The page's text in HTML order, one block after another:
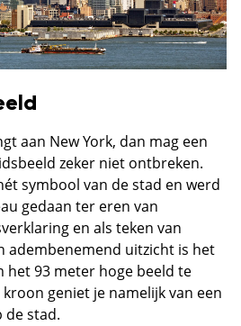
aan New York, dan mag een
zeker niet ontbreken.
symbool van de stad en werd
gedaan ter eren van
en als teken van
adembenemend uitzicht is het
het 93 meter hoge beeld te
geniet je namelijk van een
de stad.